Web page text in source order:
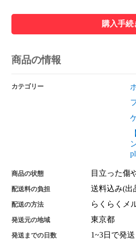
購入手続
商品の情報
カテゴリー
商品の状態 目立った傷
配送料の負担 送料込み(出
配送の方法 らくらくメ
発送元の地域 東京都
発送までの日数 1~3日で発送